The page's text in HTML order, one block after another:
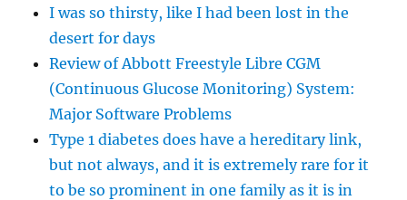
I was so thirsty, like I had been lost in the
desert for days
Review of Abbott Freestyle Libre CGM
(Continuous Glucose Monitoring) System:
Major Software Problems
Type 1 diabetes does have a hereditary link,
but not always, and it is extremely rare for it
to be so prominent in one family as it is in